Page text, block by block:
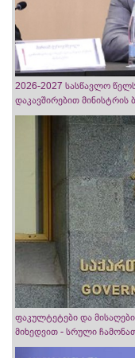
2026-2027 სასწავლო
დაკავშირებით მინისტრის
ფაკულტეტები და
მიხედვით - სრული